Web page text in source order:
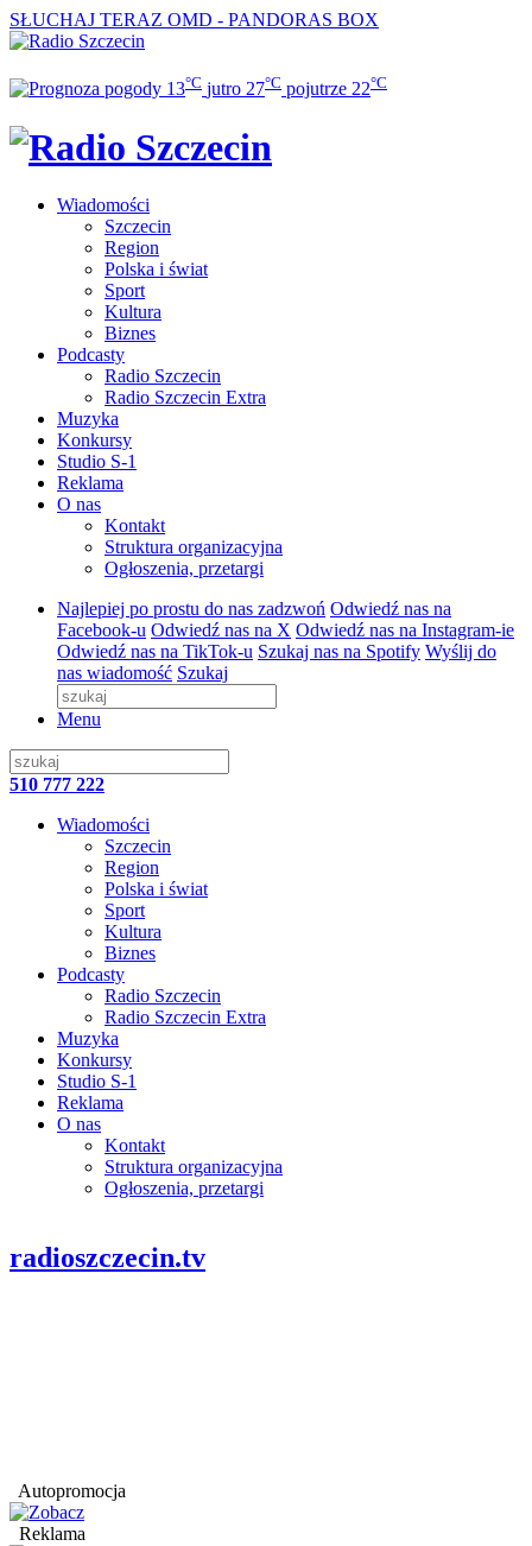
SŁUCHAJ TERAZ OMD - PANDORAS BOX
13°C jutro 27°C pojutrze 22°C
Wiadomości
Szczecin
Region
Polska i świat
Sport
Kultura
Biznes
Podcasty
Radio Szczecin
Radio Szczecin Extra
Muzyka
Konkursy
Studio S-1
Reklama
O nas
Kontakt
Struktura organizacyjna
Ogłoszenia, przetargi
Najlepiej po prostu do nas zadzwoń Odwiedź nas na
Facebook-u Odwiedź nas na X Odwiedź nas na Instagram-ie
Odwiedź nas na TikTok-u Szukaj nas na Spotify Wyślij do
nas wiadomość Szukaj
Menu
510 777 222
Wiadomości
Szczecin
Region
Polska i świat
Sport
Kultura
Biznes
Podcasty
Radio Szczecin
Radio Szczecin Extra
Muzyka
Konkursy
Studio S-1
Reklama
O nas
Kontakt
Struktura organizacyjna
Ogłoszenia, przetargi
radioszczecin.tv
Autopromocja
Reklama